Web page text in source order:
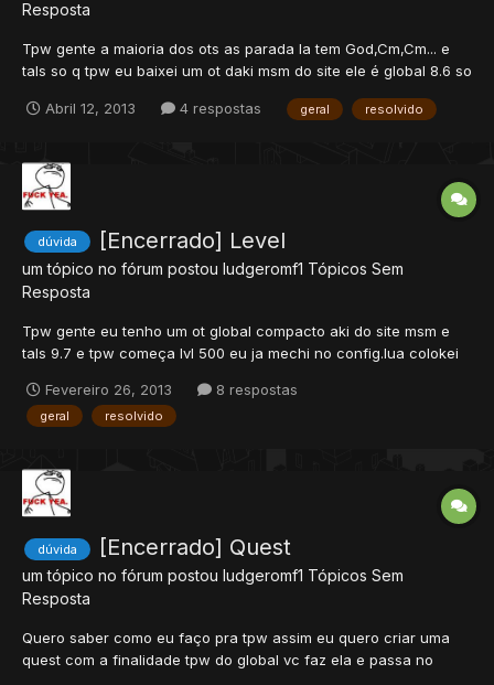
Resposta
Tpw gente a maioria dos ots as parada la tem God,Cm,Cm... e
tals so q tpw eu baixei um ot daki msm do site ele é global 8.6 so
god como eu faço pra tpw ficar nomal exemplo: God Group6;
Abril 12, 2013 4 respostas geral resolvido
dúvida [Encerrado] Level
um tópico no fórum postou ludgeromf1 Tópicos Sem
Resposta
Tpw gente eu tenho um ot global compacto aki do site msm e
tals 9.7 e tpw começa lvl 500 eu ja mechi no config.lua colokei
acontecendo por favor me ajd.
Fevereiro 26, 2013 8 respostas
geral resolvido
dúvida [Encerrado] Quest
um tópico no fórum postou ludgeromf1 Tópicos Sem
Resposta
Quero saber como eu faço pra tpw assim eu quero criar uma
quest com a finalidade tpw do global vc faz ela e passa no